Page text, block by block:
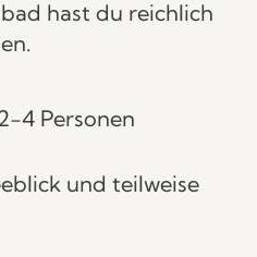
hast du reichlich
4 Personen
und teilweise